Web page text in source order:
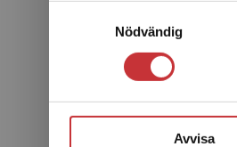
Nödvändig
Avvisa